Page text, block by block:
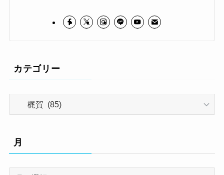
カテゴリー
リ
ー
月